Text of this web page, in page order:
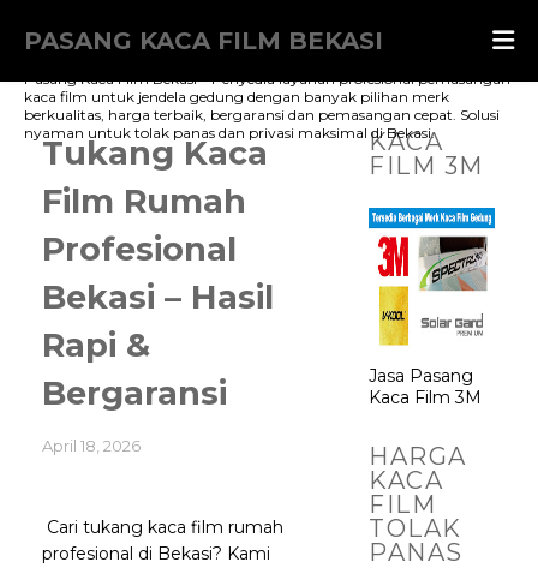
PASANG KACA FILM BEKASI
Pasang Kaca Film Bekasi – Penyedia layanan profesional pemasangan
kaca film untuk jendela gedung dengan banyak pilihan merk
berkualitas, harga terbaik, bergaransi dan pemasangan cepat. Solusi
nyaman untuk tolak panas dan privasi maksimal di Bekasi.
Tukang Kaca
Film Rumah
Profesional
Bekasi – Hasil
Rapi &
Bergaransi
April 18, 2026
Cari tukang kaca film rumah
profesional di Bekasi? Kami
KACA
FILM 3M
Jasa Pasang
Kaca Film 3M
HARGA
KACA
FILM
TOLAK
PANAS